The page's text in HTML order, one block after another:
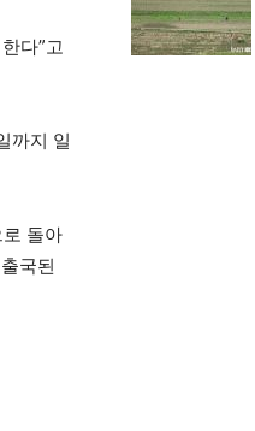
다”고
까지 일
돌아
국된